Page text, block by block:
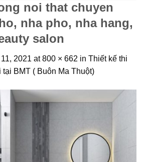
noi that chuyen
nha pho, nha hang,
salon
2021 at800 × 662 in Thiết kế thi
BMT ( Buôn Ma Thuột)